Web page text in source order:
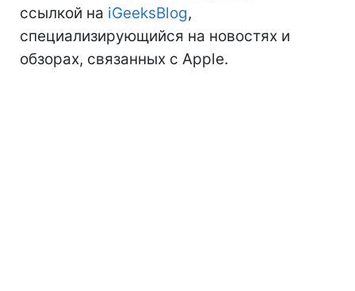
ссылкой на iGeeksBlog,
специализирующийся на новостях и
обзорах, связанных с Apple.